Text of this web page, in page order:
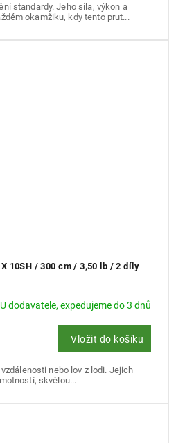
standardy. Jeho síla, výkon a
okamžiku, kdy tento prut...
10SH / 300 cm / 3,50 lb / 2 díly
U dodavatele, expedujeme do 3 dnů
Vložit do košíku
nebo lov z lodi. Jejich
skvělou...